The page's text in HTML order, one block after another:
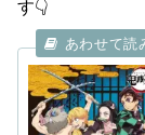
す👇